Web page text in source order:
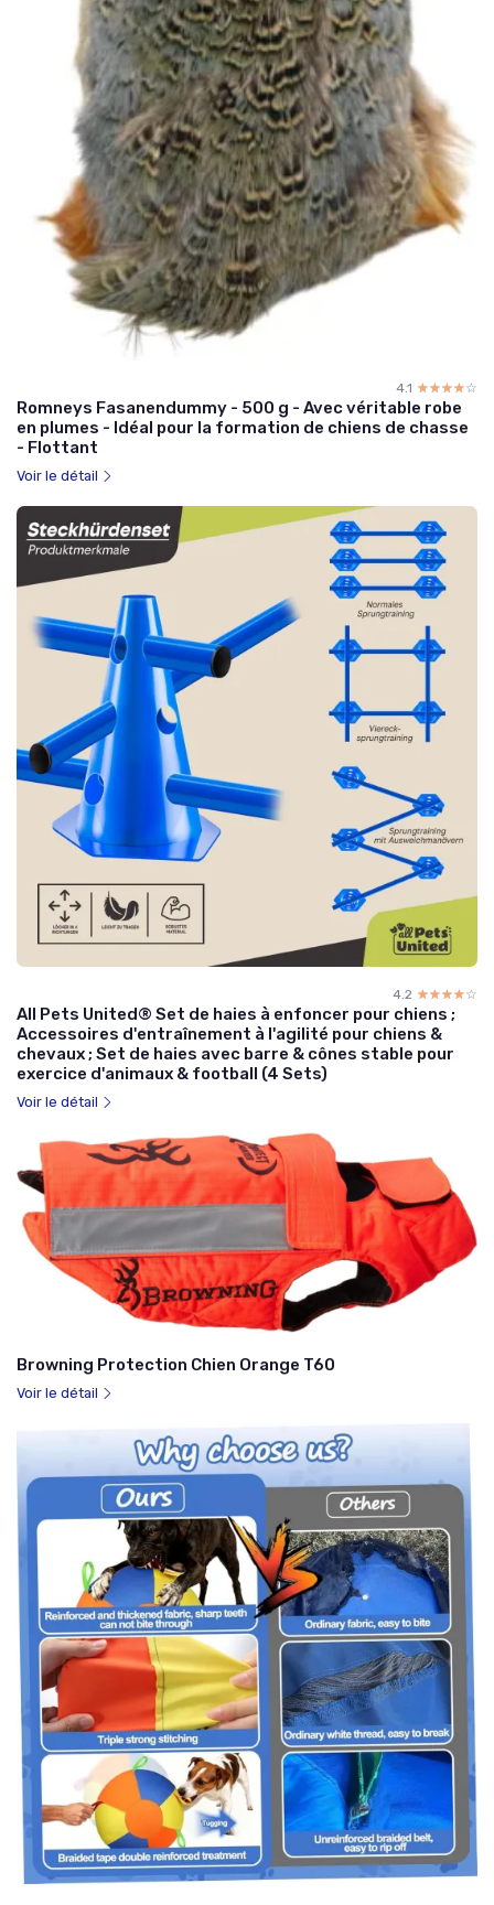
4.1 ☆☆☆☆☆
★★★★★
Romneys Fasanendummy - 500 g - Avec véritable robe
en plumes - Idéal pour la formation de chiens de chasse
- Flottant
Voir le détail
4.2 ☆☆☆☆☆
★★★★★
All Pets United® Set de haies à enfoncer pour chiens ;
Accessoires d'entraînement à l'agilité pour chiens &
chevaux ; Set de haies avec barre & cônes stable pour
exercice d'animaux & football (4 Sets)
Voir le détail
Browning Protection Chien Orange T60
Voir le détail